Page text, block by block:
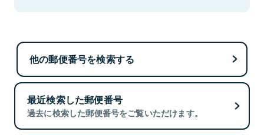
他の郵便番号を検索する
最近検索した郵便番号
過去に検索した郵便番号をご覧いただけます。